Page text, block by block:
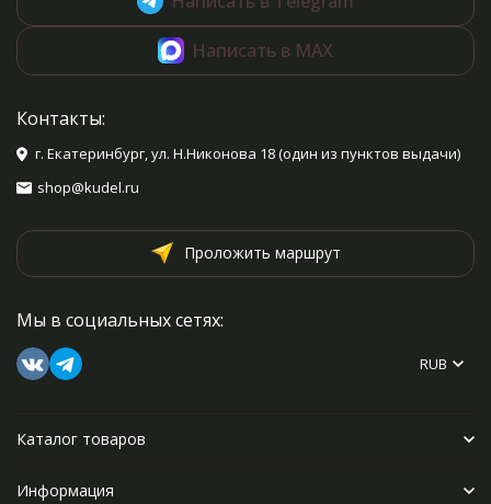
Написать в MAX
Контакты:
г. Екатеринбург, ул. Н.Никонова 18 (один из пунктов выдачи)
shop@kudel.ru
Проложить маршрут
Мы в социальных сетях:
RUB
Каталог товаров
Информация